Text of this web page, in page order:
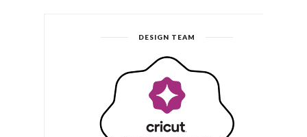
DESIGN TEAM